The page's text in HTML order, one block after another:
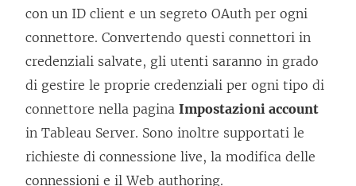
con un ID client e un segreto OAuth per ogni
connettore. Convertendo questi connettori in
credenziali salvate, gli utenti saranno in grado
di gestire le proprie credenziali per ogni tipo di
connettore nella pagina Impostazioni account
in Tableau Server. Sono inoltre supportati le
richieste di connessione live, la modifica delle
connessioni e il Web authoring.